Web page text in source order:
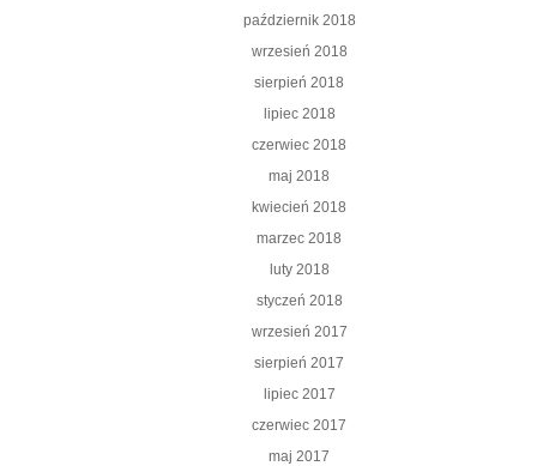
październik 2018
wrzesień 2018
sierpień 2018
lipiec 2018
czerwiec 2018
maj 2018
kwiecień 2018
marzec 2018
luty 2018
styczeń 2018
wrzesień 2017
sierpień 2017
lipiec 2017
czerwiec 2017
maj 2017